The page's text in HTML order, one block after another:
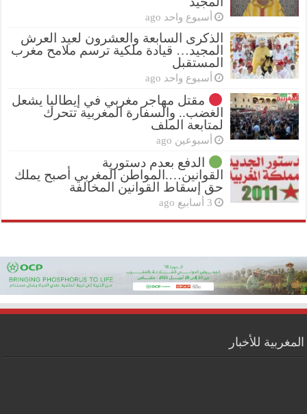
أسبوع واحد ago
الذكرى السابعة والعشرون لعيد العرش
المجيد… قيادة ملكية ترسم ملامح مغرب
المستقبل
أسبوع واحد ago
مقتل مهاجر مغربي في إيطاليا يشعل
الغضب.. والسفارة المغربية تتحرك
لمتابعة الملف
أسبوعين ago
الدفع بعدم دستورية
القوانين….المواطن المغربي أصبح يملك
حق إسقاط القوانين المخالفة
3 أسابيع ago
المغربية للأخبار